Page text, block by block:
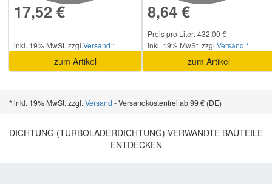
17,52 €
inkl. 19% MwSt. zzgl.Versand *
zum Artikel
8,64 €
Preis pro Liter: 432,00 €
inkl. 19% MwSt. zzgl.Versand *
zum Artikel
* inkl. 19% MwSt. zzgl. Versand - Versandkostenfrei ab 99 € (DE)
DICHTUNG (TURBOLADERDICHTUNG) VERWANDTE BAUTEILE
ENTDECKEN